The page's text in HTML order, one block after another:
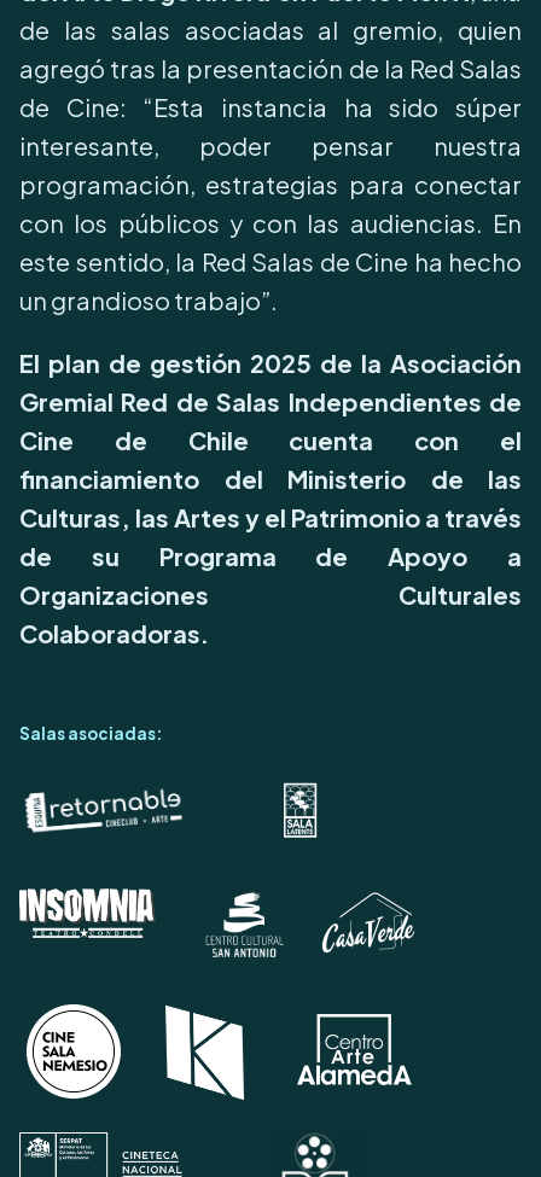
de las salas asociadas al gremio, quien
agregó tras la presentación de la Red Salas
de Cine: “Esta instancia ha sido súper
interesante, poder pensar nuestra
programación, estrategias para conectar
con los públicos y con las audiencias. En
este sentido, la Red Salas de Cine ha hecho
un grandioso trabajo”.
El plan de gestión 2025 de la Asociación
Gremial Red de Salas Independientes de
Cine de Chile cuenta con el
financiamiento del Ministerio de las
Culturas, las Artes y el Patrimonio a través
de su Programa de Apoyo a
Organizaciones Culturales
Colaboradoras.
Salas asociadas: